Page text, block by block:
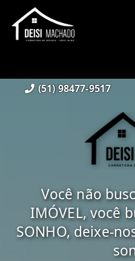
(51) 98477-9517
Você não
IMÓVEL, você
SONHO, deixe-